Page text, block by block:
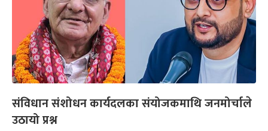
संविधान संशोधन कार्यदलका संयोजकमाथि जनमोर्चाले
उठायो प्रश्न